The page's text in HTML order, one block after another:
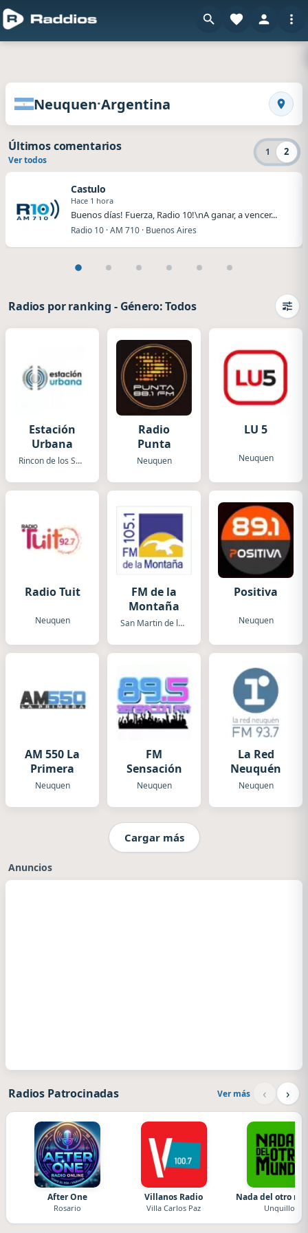
Radios de Neuquen · Argentinaen Raddios
Neuquen·Argentina
1 2
Últimos comentarios
Ver todos
Castulo
Hace 1 hora
Buenos días! Fuerza, Radio 10!\nA ganar, a vencer...
Radio 10 · AM 710 · Buenos Aires
Radios por ranking - Género: Todos
Estación
Urbana
Rincon de los Sauces
Radio
Punta
Neuquen
LU 5
Neuquen
Radio Tuit
Neuquen
FM de la
Montaña
San Martin de los Andes
Positiva
Neuquen
AM 550 La
Primera
Neuquen
FM
Sensación
Neuquen
La Red
Neuquén
Neuquen
Cargar más
Anuncios
Radios Patrocinadas Ver más ‹ ›
After One
Rosario
Villanos Radio
Villa Carlos Paz
Nada del otro
Unquillo